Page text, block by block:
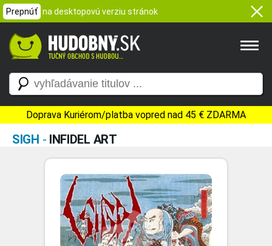
Prepnúť na desktopovú verziu stránok
Doprava Kuriérom/platba vopred nad 45 € ZDARMA
SIGH - INFIDEL ART